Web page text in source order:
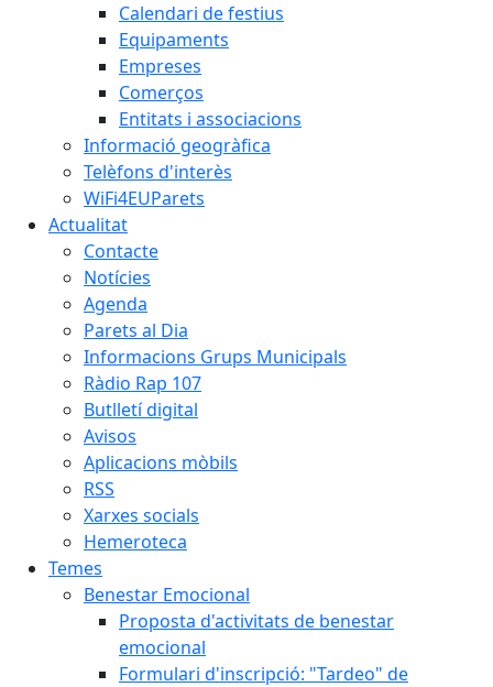
Calendari de festius
Equipaments
Empreses
Comerços
Entitats i associacions
Informació geogràfica
Telèfons d'interès
WiFi4EUParets
Actualitat
Contacte
Notícies
Agenda
Parets al Dia
Informacions Grups Municipals
Ràdio Rap 107
Butlletí digital
Avisos
Aplicacions mòbils
RSS
Xarxes socials
Hemeroteca
Temes
Benestar Emocional
Proposta d'activitats de benestar
emocional
Formulari d'inscripció: "Tardeo" de